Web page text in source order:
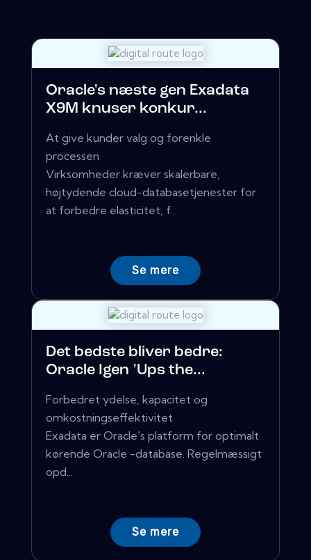
Oracle's næste gen Exadata
X9M knuser konkur...
At give kunder valg og forenkle
processen
Virksomheder kræver skalerbare,
højtydende cloud-databasetjenester for
at forbedre elasticitet, f...
Se mere
Det bedste bliver bedre:
Oracle Igen 'Ups the...
Forbedret ydelse, kapacitet og
omkostningseffektivitet
Exadata er Oracle's platform for optimalt
kørende Oracle -database. Regelmæssigt
opd...
Se mere